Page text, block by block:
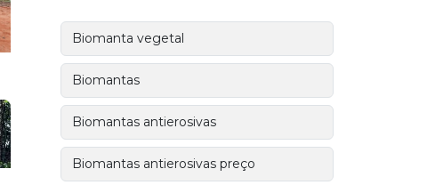
Biomanta vegetal
Biomantas
Biomantas antierosivas
Biomantas antierosivas preço